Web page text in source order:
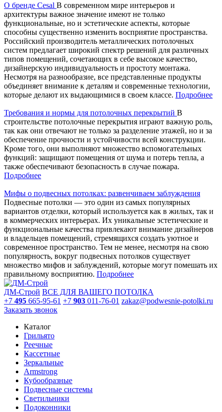
О бренде Cesal В современном мире интерьеров и
архитектуры важное значение имеют не только
функциональные, но и эстетические аспекты, которые
способны существенно изменить восприятие пространства.
Российский производитель металлических потолочных
систем предлагает широкий спектр решений для различных
типов помещений, сочетающих в себе высокое качество,
дизайнерскую индивидуальность и простоту монтажа.
Несмотря на разнообразие, все представленные продукты
объединяет внимание к деталям и современные технологии,
которые делают их выдающимися в своем классе. Подробнее
Требования и нормы для потолочных перекрытий В
строительстве потолочные перекрытия играют важную роль,
так как они отвечают не только за разделение этажей, но и за
обеспечение прочности и устойчивости всей конструкции.
Кроме того, они выполняют множество вспомогательных
функций: защищают помещения от шума и потерь тепла, а
также обеспечивают безопасность в случае пожара.
Подробнее
Мифы о подвесных потолках: развенчиваем заблуждения
Подвесные потолки — это один из самых популярных
вариантов отделки, который используется как в жилых, так и
в коммерческих интерьерах. Их уникальные эстетические и
функциональные качества привлекают внимание дизайнеров
и владельцев помещений, стремящихся создать уютное и
современное пространство. Тем не менее, несмотря на свою
популярность, вокруг подвесных потолков существует
множество мифов и заблуждений, которые могут помешать их
правильному восприятию. Подробнее
ДМ-Строй ВСЕ ДЛЯ ВАШЕГО ПОТОЛКА
+7 495 665-95-61 +7 903 011-76-01 zakaz@podwesnie-potolki.ru
Заказать звонок
Каталог
Грильято
Реечные
Кассетные
Зеркальные
Armstrong
Кубообразные
Подвесные системы
Светильники
Подоконники